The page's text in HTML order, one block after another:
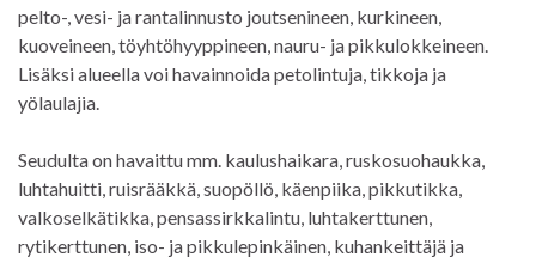
pelto-, vesi- ja rantalinnusto joutsenineen, kurkineen,
kuoveineen, töyhtöhyyppineen, nauru- ja pikkulokkeineen.
Lisäksi alueella voi havainnoida petolintuja, tikkoja ja
yölaulajia.
Seudulta on havaittu mm. kaulushaikara, ruskosuohaukka,
luhtahuitti, ruisrääkkä, suopöllö, käenpiika, pikkutikka,
valkoselkätikka, pensassirkkalintu, luhtakerttunen,
rytikerttunen, iso- ja pikkulepinkäinen, kuhankeittäjä ja